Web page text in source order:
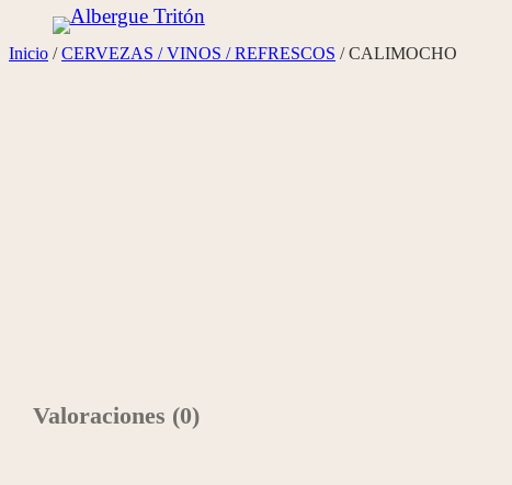
Saltar
al
Inicio /CERVEZAS / VINOS / REFRESCOS / CALIMOCHO
Valoraciones (0)